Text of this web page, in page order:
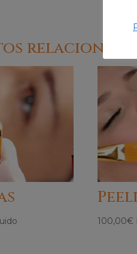
relacionados
100,00€